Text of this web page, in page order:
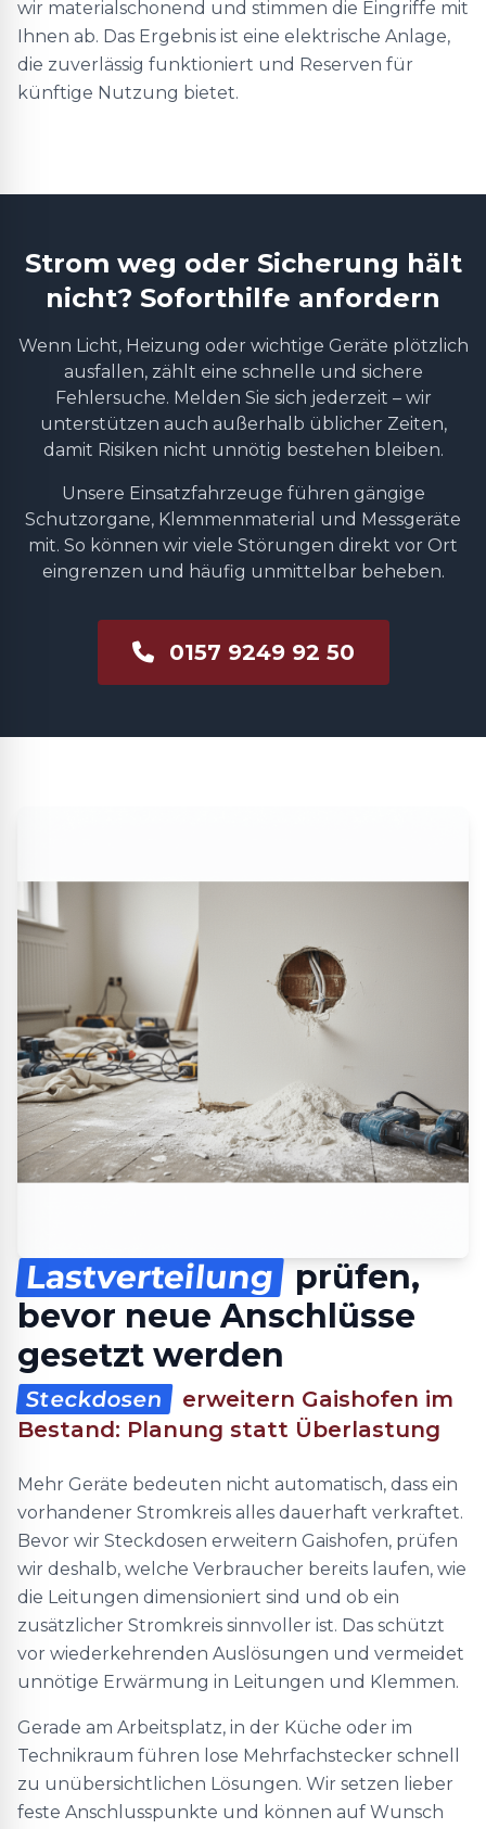
wir materialschonend und stimmen die Eingriffe mit
Ihnen ab. Das Ergebnis ist eine elektrische Anlage,
die zuverlässig funktioniert und Reserven für
künftige Nutzung bietet.
Strom weg oder Sicherung hält
nicht? Soforthilfe anfordern
Wenn Licht, Heizung oder wichtige Geräte plötzlich
ausfallen, zählt eine schnelle und sichere
Fehlersuche. Melden Sie sich jederzeit – wir
unterstützen auch außerhalb üblicher Zeiten,
damit Risiken nicht unnötig bestehen bleiben.
Unsere Einsatzfahrzeuge führen gängige
Schutzorgane, Klemmenmaterial und Messgeräte
mit. So können wir viele Störungen direkt vor Ort
eingrenzen und häufig unmittelbar beheben.
0157 9249 92 50
Lastverteilung
prüfen,
bevor neue Anschlüsse
gesetzt werden
Steckdosen
erweitern Gaishofen im
Bestand: Planung statt Überlastung
Mehr Geräte bedeuten nicht automatisch, dass ein
vorhandener Stromkreis alles dauerhaft verkraftet.
Bevor wir Steckdosen erweitern Gaishofen, prüfen
wir deshalb, welche Verbraucher bereits laufen, wie
die Leitungen dimensioniert sind und ob ein
zusätzlicher Stromkreis sinnvoller ist. Das schützt
vor wiederkehrenden Auslösungen und vermeidet
unnötige Erwärmung in Leitungen und Klemmen.
Gerade am Arbeitsplatz, in der Küche oder im
Technikraum führen lose Mehrfachstecker schnell
zu unübersichtlichen Lösungen. Wir setzen lieber
feste Anschlusspunkte und können auf Wunsch